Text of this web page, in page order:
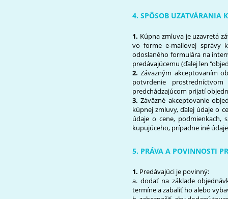
4. SPÔSOB UZATVÁRANIA
1. Kúpna zmluva je uzavretá
vo forme e‐mailovej správy
odoslaného formulára na
predávajúcemu (ďalej len
2. Záväzným akceptovaním
potvrdenie
predchádzajúcom prijatí
3.Záväzné akceptovanie
kúpnej zmluvy, ďalej údaje o
údaje o cene,
kupujúceho, prípadne iné
5. PRÁVA A POVINNOSTI
1. Predávajúci je povinný:
a. dodať na základe
termíne a zabaliť ho alebo